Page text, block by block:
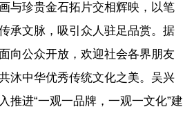
与珍贵金石拓片交相辉映，以笔
承文脉，吸引众人驻足品赏。据
向公众开放，欢迎社会各界朋友
沐中华优秀传统文化之美。吴兴
推进“一观一品牌，一观一文化”建